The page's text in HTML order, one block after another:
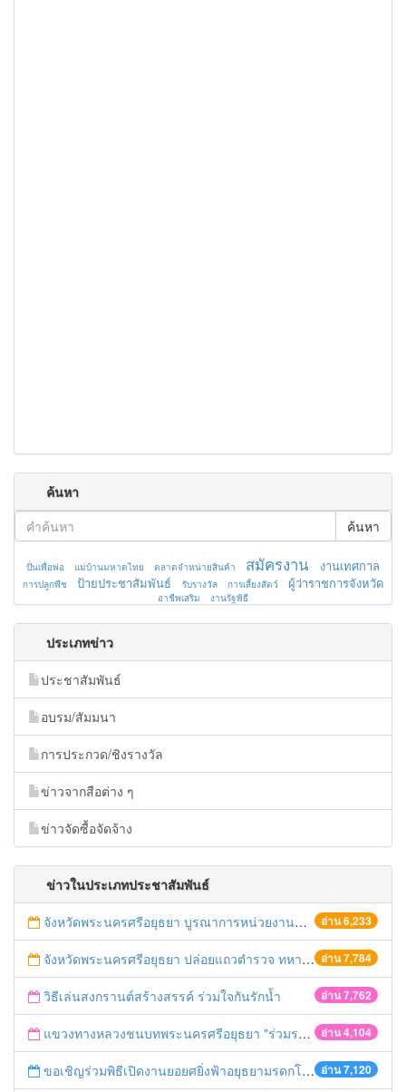
ค้นหา
ค้นหา
ปั่นเพื่อพ่อ แม่บ้านมหาดไทย ตลาดจำหน่ายสินค้า สมัครงาน งานเทศกาล
การปลูกพืช ป้ายประชาสัมพันธ์ รับรางวัล การเลี้ยงสัตว์ ผู้ว่าราชการจังหวัด
อาชีพเสริม งานรัฐพิธี
ประเภทข่าว
ประชาสัมพันธ์
อบรม/สัมมนา
การประกวด/ชิงรางวัล
ข่าวจากสือต่าง ๆ
ข่าวจัดซื้อจัดจ้าง
ข่าวในประเภทประชาสัมพันธ์
อ่าน 6,233
จังหวัดพระนครศรีอยุธยา บูรณาการหน่วยงานที่เกี่ยวข้อง ลงพื้นที่จัดระเบียบและดำเนินมาตรการตามบทลงโทษสูงสุดกับผู้ประกอบการร้านค้าที่ยังฝ่าฝืนตั้งร้านค้ารุกล้ำเขตพื้นที่ทางหลวง เตรียมความปลอดภัยก่อนเทศกาลสงกรานต์
อ่าน 7,784
จังหวัดพระนครศรีอยุธยา ปล่อยแถวตำรวจ ทหาร ฝ่ายปกครอง กว่า 100 นาย ตรวจเข้มท่ารถสาธารณะ สถานีขนส่งรถโดยสาร วินรถตู้ และสถานีรถไฟ เตรียมรับมือเทศกาลสงกรานต์
อ่าน 7,762
วิธีเล่นสงกรานต์สร้างสรรค์ ร่วมใจกันรักน้ำ
อ่าน 4,104
แขวงทางหลวงชนบทพระนครศรีอยุธยา "ร่วมรณรงค์ ขับช้า เปิดไฟหน้า คาดเข็มขัด" เทศกาลสงกรานต์ ปี 2561
อ่าน 7,120
ขอเชิญร่วมพิธีเปิดงานยอยศยิ่งฟ้าอยุธยามรดกโลก